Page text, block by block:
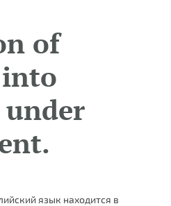
of
язык находится в